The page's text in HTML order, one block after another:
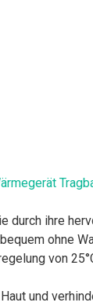
ihre
ohne
von
und